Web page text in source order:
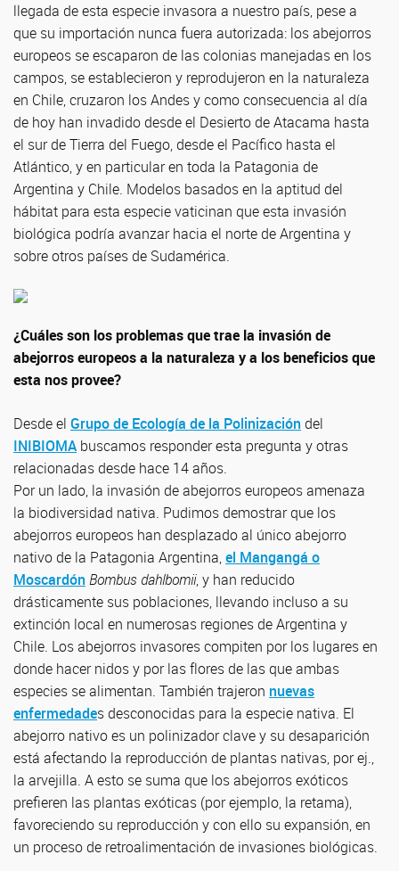
llegada de esta especie invasora a nuestro país, pese a
que su importación nunca fuera autorizada: los abejorros
europeos se escaparon de las colonias manejadas en los
campos, se establecieron y reprodujeron en la naturaleza
en Chile, cruzaron los Andes y como consecuencia al día
de hoy han invadido desde el Desierto de Atacama hasta
el sur de Tierra del Fuego, desde el Pacífico hasta el
Atlántico, y en particular en toda la Patagonia de
Argentina y Chile. Modelos basados en la aptitud del
hábitat para esta especie vaticinan que esta invasión
biológica podría avanzar hacia el norte de Argentina y
sobre otros países de Sudamérica.
¿Cuáles son los problemas que trae la invasión de
abejorros europeos a la naturaleza y a los beneficios que
esta nos provee?
Desde el Grupo de Ecología de la Polinizacióndel
INIBIOMA buscamos responder esta pregunta y otras
relacionadas desde hace 14 años.
Por un lado, la invasión de abejorros europeos amenaza
la biodiversidad nativa. Pudimos demostrar que los
abejorros europeos han desplazado al único abejorro
nativo de la Patagonia Argentina,el Mangangá o
MoscardónBombus dahlbomii, y han reducido
drásticamente sus poblaciones, llevando incluso a su
extinción local en numerosas regiones de Argentina y
Chile. Los abejorros invasores compiten por los lugares en
donde hacer nidos y por las flores de las que ambas
especies se alimentan. También trajeron nuevas
enfermedades desconocidas para la especie nativa. El
abejorro nativo es un polinizador clave y su desaparición
está afectando la reproducción de plantas nativas, por ej.,
la arvejilla. A esto se suma que los abejorros exóticos
prefieren las plantas exóticas (por ejemplo, la retama),
favoreciendo su reproducción y con ello su expansión, en
un proceso de retroalimentación de invasiones biológicas.